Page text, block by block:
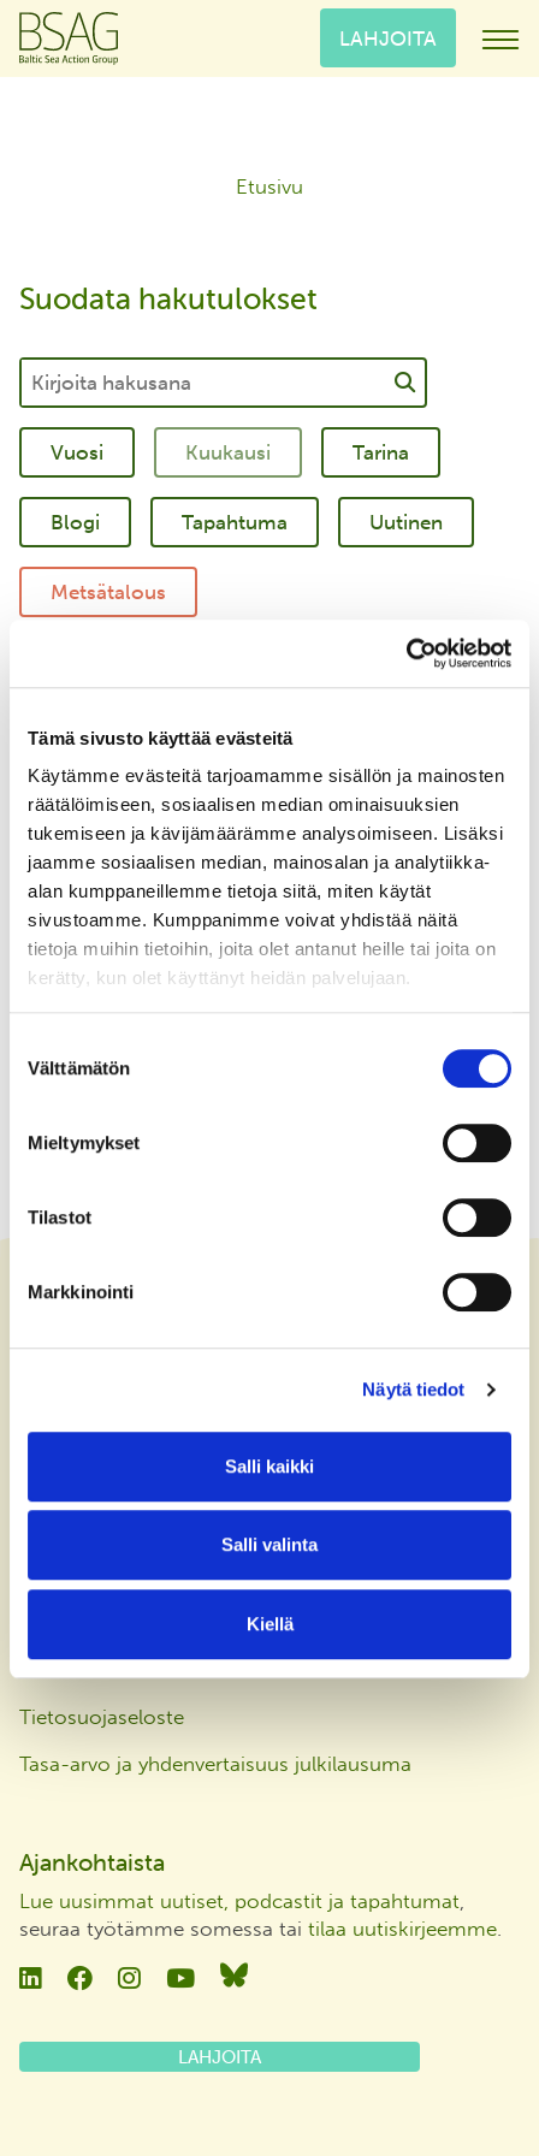
Tämä sivusto käyttää evästeitä
Käytämme evästeitä tarjoamamme sisällön ja mainosten
räätälöimiseen, sosiaalisen median ominaisuuksien
tukemiseen ja kävijämäärämme analysoimiseen. Lisäksi
jaamme sosiaalisen median, mainosalan ja analytiikka-
alan kumppaneillemme tietoja siitä, miten käytät
sivustoamme. Kumppanimme voivat yhdistää näitä
tietoja muihin tietoihin, joita olet antanut heille tai joita on
kerätty, kun olet käyttänyt heidän palvelujaan.
valinta
Välttämätön
Mieltymykset
Tilastot
Markkinointi
Näytä tiedot
Salli kaikki
Salli valinta
Kiellä
LAHJOITA
Etusivu
Suodata hakutulokset
Tarina
Blogi Tapahtuma Uutinen
Metsätalous
Merellinen suojelu
Uudistava maatalous Yritysyhteistyö
donations@bsag.fi
FI-02150 Espoo
Tietosuojaseloste
Tasa-arvo ja yhdenvertaisuus julkilausuma
Ajankohtaista
Lue uusimmat uutiset, podcastit ja tapahtumat
seuraa työtämme somessa tai tilaa uutiskirjeemme
LinkedinFacebookInstagramYouTubeBluesky
LAHJOITA